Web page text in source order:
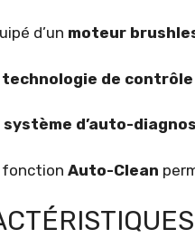
d’un moteur
technologie de
système d’auto-
fonction Auto-Clean